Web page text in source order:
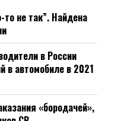
не так”. Найдена
в России
в автомобиле в 2021
«бородачей»,